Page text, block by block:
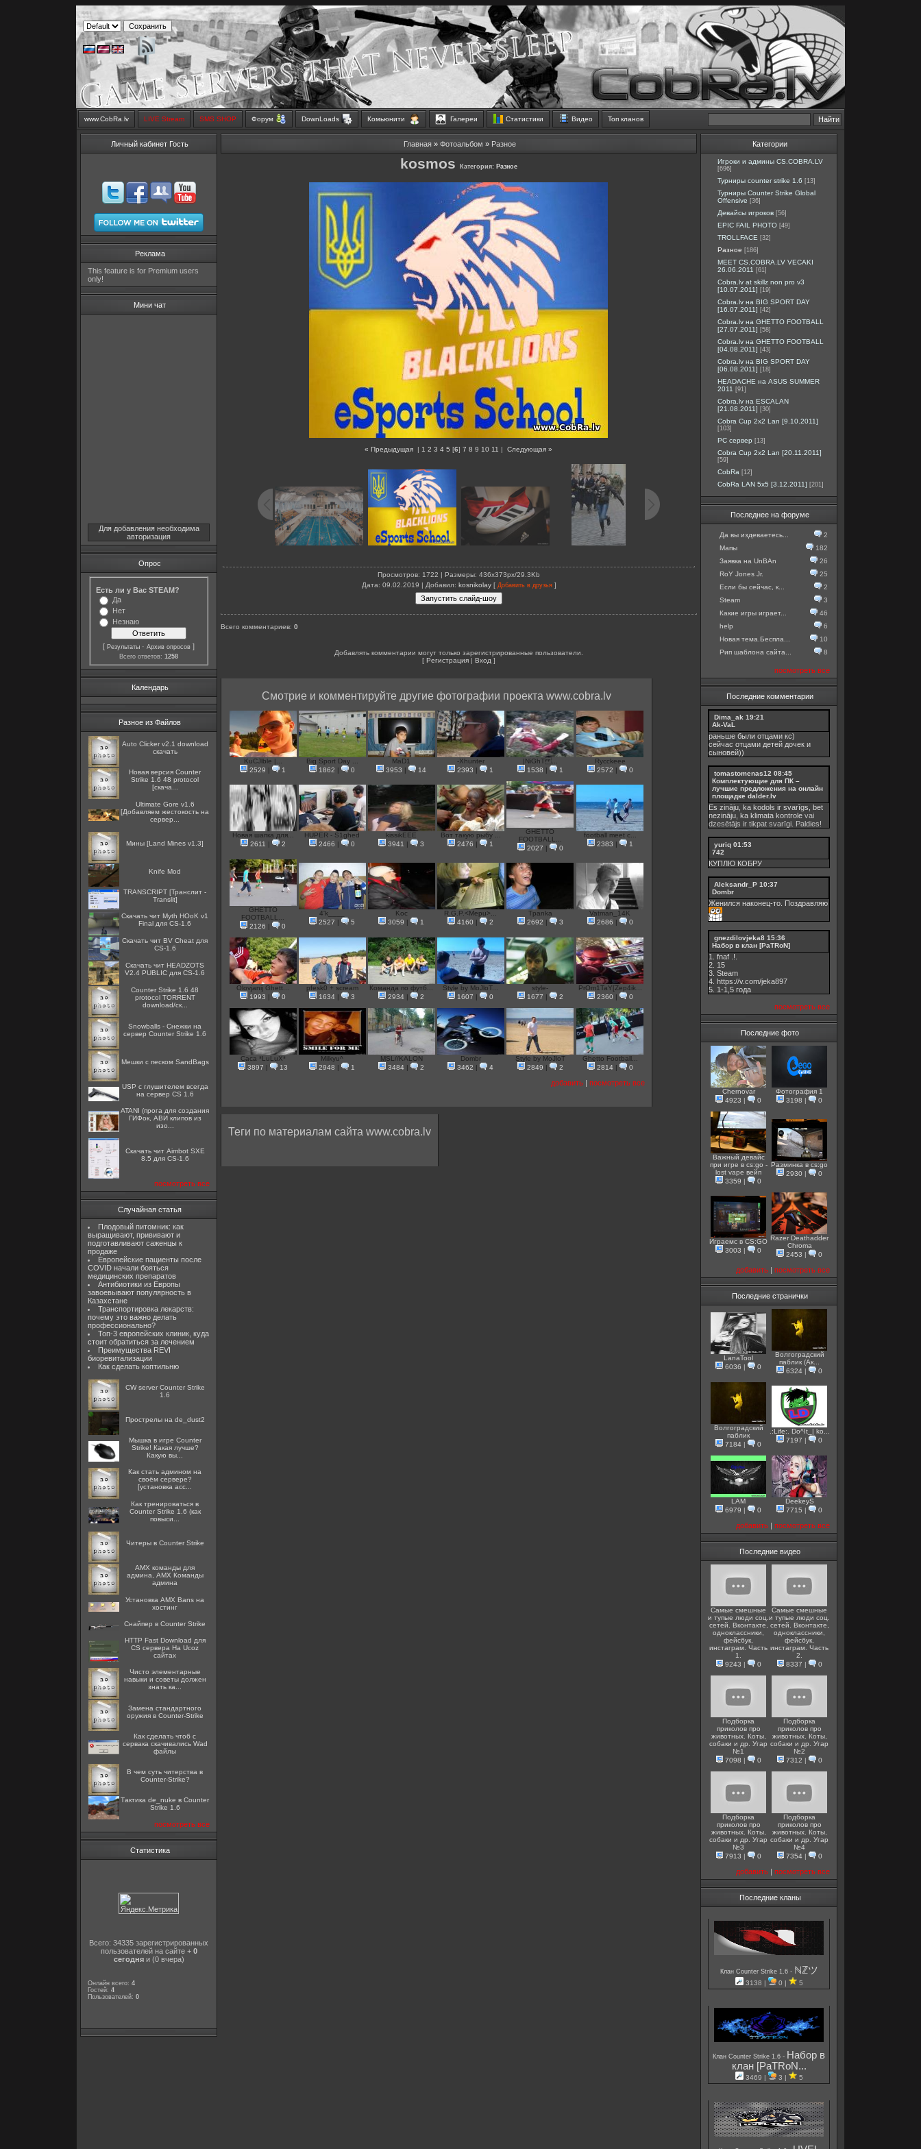
www.CobRa.lv LIVE Stream SMS SHOP Форум DownLoads Комьюнити Галереи Статистики Видео Топ кланов
Личный кабинет Гость
Реклама
This feature is for Premium users
only!
Мини чат
Для добавления необходима
авторизация
Опрос
Есть ли у Вас STEAM?
Да
Нет
Незнаю
[ Результаты · Архив опросов ]
Всего ответов: 1258
Календарь
Разное из Файлов
Auto Clicker v2.1 download
скачать
Новая версия Counter
Strike 1.6 48 protocol
[скача...
Ultimate Gore v1.6
[Добавляем жестокость на
сервер...
Мины [Land Mines v1.3]
Knife Mod
TRANSCRIPT [Транслит -
Translit]
Скачать чит Myth HОоK v1
Final для CS-1.6
Скачать чит BV Cheat для
CS-1.6
Скачать чит HEADZOTS
V2.4 PUBLIC для CS-1.6
Counter Strike 1.6 48
protocol TORRENT
download/ск...
Snowballs - Снежки на
сервер Counter Strike 1.6
Мешки с песком SandBags
USP с глушителем всегда
на сервер CS 1.6
ATANI (прога для создания
ГИФок, АВИ клипов из
изо...
Скачать чит Aimbot SXE
8.5 для CS-1.6
посмотреть все
Случайная статья
Плодовый питомник: как
выращивают, прививают и
подготавливают саженцы к
продаже
Европейские пациенты после
COVID начали бояться
медицинских препаратов
Антибиотики из Европы
завоевывают популярность в
Казахстане
Транспортировка лекарств:
почему это важно делать
профессионально?
Топ-3 европейских клиник, куда
стоит обратиться за лечением
Преимущества REVI
биоревитализации
Как сделать коптильню
CW server Counter Strike
1.6
Прострелы на de_dust2
Мышка в игре Counter
Strike! Какая лучше?
Какую вы...
Как стать админом на
своём сервере?
[установка acc...
Как тренироваться в
Counter Strike 1.6 (как
повыси...
Читеры в Counter Strike
AMX команды для
админа, AMX Команды
админа
Установка AMX Bans на
хостинг
Снайпер в Counter Strike
HTTP Fast Download для
CS сервера На Ucoz
сайтах
Чисто элементарные
навыки и советы должен
знать ка...
Замена стандартного
оружия в Counter-Strike
Как сделать чтоб с
сервака скачивались Wad
файлы
В чем суть читерства в
Counter-Strike?
Тактика de_nuke в Counter
Strike 1.6
посмотреть все
Статистика
Всего: 34335 зарегистрированных
пользователей на сайте + 0
сегодняи (0 вчера)
Онлайн всего: 4
Гостей: 4
Пользователей: 0
Главная » Фотоальбом » Разное
kosmos Категория: Разное
« Предыдущая | 1 2 3 4 5 [6] 7 8 9 10 11 | Следующая »
Просмотров: 1722 | Размеры: 436x373px/29.3Kb
Дата: 09.02.2019 | Добавил: kosnikolay[ Добавить в друзья]
Всего комментариев: 0
Добавлять комментарии могут только зарегистрированные пользователи.
[ Регистрация Вход ]
Смотрие и комментируйте другие фотографии проекта www.cobra.lv
KuCJlble |...
2529
1
Big Sport Day ...
1862
0
MaD1
3953
14
-Xhunter
2393
1
|NiGhT ...
1538
1
Rycckeee
2572
0
Новая шапка для...
2611
2
HUPER - S1ghed
2466
0
kissikEEE
3941
3
Вот такую рыбу ...
2476
1
GHETTO
FOOTBALL...
2027
0
football meet c...
2383
1
GHETTO
FOOTBALL...
2126
0
4'k____
2527
5
Koc
3059
1
R.G.P.<Mepu>...
4160
2
Tpanka
2692
3
Vatman_14K
2686
0
Olovjanij Ghett...
1993
0
pfesk0 + scream
1634
3
Команда по футб...
2934
2
Style by MoJloT...
1607
0
style-
1677
2
PrOm1TaY[Zep4ik...
2360
0
Caca *LuLuX*
3897
13
Milkyu^
2948
1
MSL//KALON
3484
2
Dombr
3462
4
Style by MoJloT
2849
2
Ghetto Football...
2814| 0
добавить посмотреть все
Теги по материалам сайта www.cobra.lv
Категории
Игроки и админы CS.COBRA.LV
[696]
Турниры counter strike 1.6 [13]
Турниры Counter Strike Global
Offensive [36]
Девайсы игроков [56]
EPIC FAIL PHOTO [49]
TROLLFACE [32]
Разное [186]
MEET CS.COBRA.LV VECAKI
26.06.2011 [61]
Cobra.lv at skillz non pro v3
[10.07.2011] [19]
Cobra.lv на BIG SPORT DAY
[16.07.2011] [42]
Cobra.lv на GHETTO FOOTBALL
[27.07.2011] [58]
Cobra.lv на GHETTO FOOTBALL
[04.08.2011] [43]
Cobra.lv на BIG SPORT DAY
[06.08.2011] [18]
HEADACHE на ASUS SUMMER
2011 [91]
Cobra.lv на ESCALAN
[21.08.2011] [30]
Cobra Cup 2x2 Lan [9.10.2011]
[103]
PC сервер [13]
Cobra Cup 2x2 Lan [20.11.2011]
[59]
CobRa [12]
CobRa LAN 5x5 [3.12.2011] [201]
Последнее на форуме
Да вы издеваетесь...
2
Мапы
182
Заявка на UnBAn
26
RoY Jones Jr.
25
Если бы сейчас, к...
2
Steam
3
Какие игры играет...
46
help
6
Новая тема.Беспла...
10
Рип шаблона сайта...
8
посмотреть все
Последние комментарии
Dima_ak 19:21
Ak-VaL
раньше были отцами кс)
сейчас отцами детей дочек и
сыновей))
tomastomenas12 08:45
Комплектующие для ПК –
лучшие предложения на онлайн
площадке dalder.lv
Es zināju, ka kodols ir svarīgs, bet
nezināju, ka klimata kontrole vai
dzesētājs ir tikpat svarīgi. Paldies!
yuriq 01:53
742
КУПЛЮ КОБРУ
Aleksandr_P 10:37
Dombr
Женился наконец-то. Поздравляю
gnezdilovjeka8 15:36
Набор в клан [PaTRoN]
1. fnaf .!.
2. 15
3. Steam
4. https://v.com/jeka897
5. 1-1,5 годa
посмотреть все
Последние фото
Chernovar
4923 | 0
Фотография 1
3198 | 0
Важный девайс
при игре в cs:go -
lost vape вейп
3359 | 0
Разминка в cs:go
2930 | 0
Играемс в CS:GO
3003 | 0
Razer Deathadder
Chroma
2453 | 0
добавить | посмотреть все
Последние странички
LanaTool
6036 | 0
Волгоградский
паблик (Ак...
6324 | 0
Волгоградский
паблик
7184 | 0
.:Life:. Do^It_| ko...
7197 | 0
LAM
6979 | 0
DeekeyS
7715 | 0
добавить | посмотреть все
Последние видео
Самые смешные
и тупые люди соц.
сетей. Вконтакте,
одноклассники,
фейсбук,
инстаграм. Часть
1.
9243 | 0
Самые смешные
и тупые люди соц.
сетей. Вконтакте,
одноклассники,
фейсбук,
инстаграм. Часть
2.
8337 | 0
Подборка
приколов про
животных. Коты,
собаки и др. Угар
№1
7098 | 0
Подборка
приколов про
животных. Коты,
собаки и др. Угар
№2
7312 | 0
Подборка
приколов про
животных. Коты,
собаки и др. Угар
№3
7913 | 0
Подборка
приколов про
животных. Коты,
собаки и др. Угар
№4
7354| 0
добавить | посмотреть все
Последние кланы
Клан Counter Strike 1.6 - ℕℤツ
3138 | 0 | 5
Клан Counter Strike 1.6 - Набор в
клан [PaTRoN...
3469 | 3 | 5